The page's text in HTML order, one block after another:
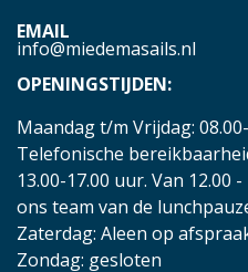
EMAIL
info@miedemasails.nl
OPENINGSTIJDEN:
Maandag t/m Vrijdag:
Telefonische
13.00-17.00 uur. Van 12.00
ons team van de
Zaterdag: Aleen op
Zondag: gesloten